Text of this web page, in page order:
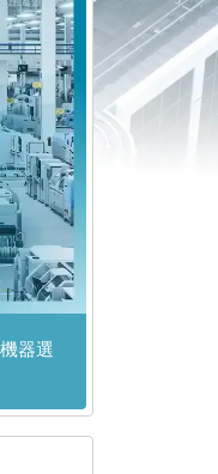
器選